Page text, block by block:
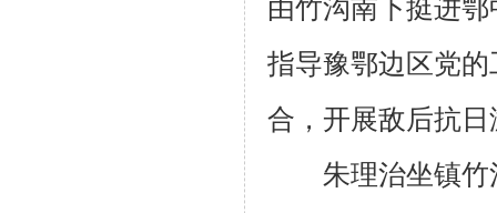
由竹沟南下挺进
指导豫鄂边区党
合，开展敌后抗
朱理治坐镇竹